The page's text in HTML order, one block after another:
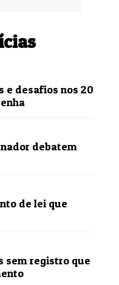
e desafios nos 20
debatem
de lei que
sem registro que